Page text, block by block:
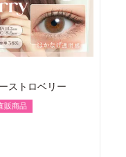
ストロベリー
販商品